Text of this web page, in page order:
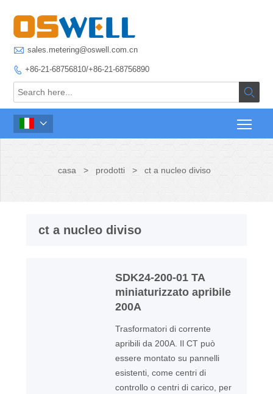
 sales.metering@oswell.com.cn
 +86-21-68756810/+86-21-68756890


casa > prodotti > ct a nucleo diviso
ct a nucleo diviso
SDK24-200-01 TA
miniaturizzato apribile
200A
Trasformatori di corrente
apribili da 200A. Il CT può
essere montato su pannelli
esistenti, come centri di
controllo o centri di carico, per